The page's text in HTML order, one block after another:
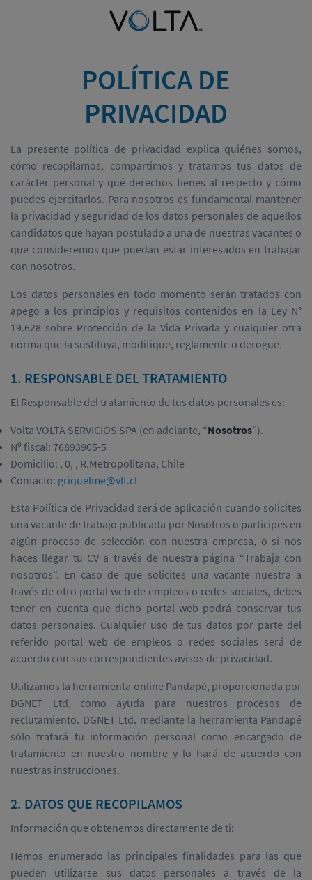
POLÍTICA DE
PRIVACIDAD
La presente política de privacidad explica quiénes somos,
cómo recopilamos, compartimos y tratamos tus datos de
carácter personal y qué derechos tienes al respecto y cómo
puedes ejercitarlos. Para nosotros es fundamental mantener
la privacidad y seguridad de los datos personales de aquellos
candidatos que hayan postulado a una de nuestras vacantes o
que consideremos que puedan estar interesados en trabajar
con nosotros.
Los datos personales en todo momento serán tratados con
apego a los principios y requisitos contenidos en la Ley N°
19.628 sobre Protección de la Vida Privada y cualquier otra
norma que la sustituya, modifique, reglamente o derogue.
1. RESPONSABLE DEL TRATAMIENTO
El Responsable del tratamiento de tus datos personales es:
Volta VOLTA SERVICIOS SPA (en adelante, “Nosotros”).
Nº fiscal: 76893905-5
Domicilio: , 0, , R.Metropolitana, Chile
Contacto: griquelme@vlt.cl
Esta Política de Privacidad será de aplicación cuando solicites
una vacante de trabajo publicada por Nosotros o participes en
algún proceso de selección con nuestra empresa, o si nos
haces llegar tu CV a través de nuestra página “Trabaja con
nosotros”. En caso de que solicites una vacante nuestra a
través de otro portal web de empleos o redes sociales, debes
tener en cuenta que dicho portal web podrá conservar tus
datos personales. Cualquier uso de tus datos por parte del
referido portal web de empleos o redes sociales será de
acuerdo con sus correspondientes avisos de privacidad.
Utilizamos la herramienta online Pandapé, proporcionada por
DGNET Ltd, como ayuda para nuestros procesos de
reclutamiento. DGNET Ltd. mediante la herramienta Pandapé
sólo tratará tu información personal como encargado de
tratamiento en nuestro nombre y lo hará de acuerdo con
nuestras instrucciones.
2. DATOS QUE RECOPILAMOS
Información que obtenemos directamente de ti:
Hemos enumerado las principales finalidades para las que
pueden utilizarse sus datos personales a través de la